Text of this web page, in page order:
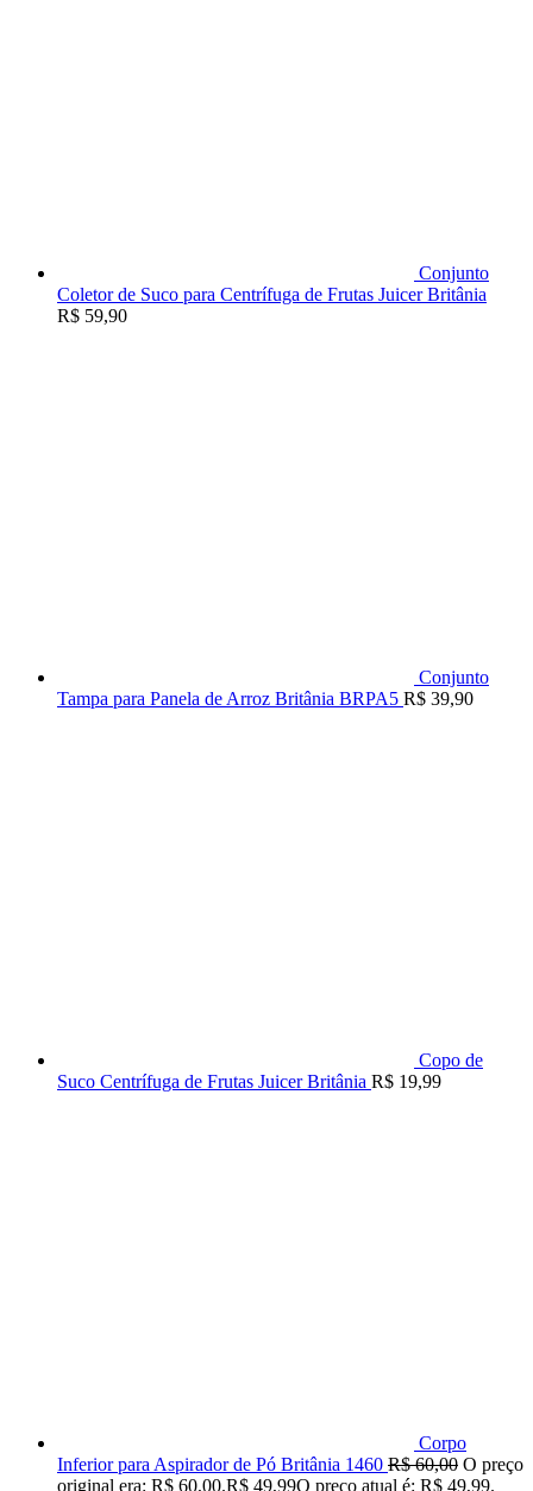
Conjunto
Coletor de Suco para Centrífuga de Frutas Juicer Britânia
R$ 59,90
Conjunto
Tampa para Panela de Arroz Britânia BRPA5 R$ 39,90
Copo de
Suco Centrífuga de Frutas Juicer Britânia R$ 19,99
Corpo
Inferior para Aspirador de Pó Britânia 1460 R$60,00 O preço
original era: R$ 60,00.R$ 49,99O preço atual é: R$ 49,99.